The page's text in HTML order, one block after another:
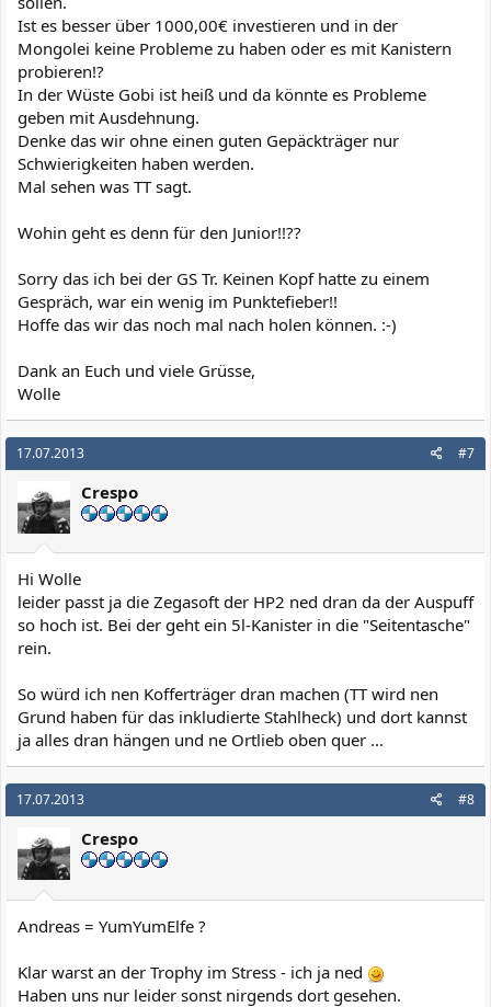
Ist es besser über 1000,00€ investieren und in der
Mongolei keine Probleme zu haben oder es mit Kanistern
probieren!?
In der Wüste Gobi ist heiß und da könnte es Probleme
geben mit Ausdehnung.
Denke das wir ohne einen guten Gepäckträger nur
Schwierigkeiten haben werden.
Mal sehen was TT sagt.
Wohin geht es denn für den Junior!!??
Sorry das ich bei der GS Tr. Keinen Kopf hatte zu einem
Gespräch, war ein wenig im Punktefieber!!
Hoffe das wir das noch mal nach holen können. :-)
Dank an Euch und viele Grüsse,
Wolle
17.07.2013 #7
Crespo
Hi Wolle
leider passt ja die Zegasoft der HP2 ned dran da der Auspuff
so hoch ist. Bei der geht ein 5l-Kanister in die "Seitentasche"
rein.
So würd ich nen Kofferträger dran machen (TT wird nen
Grund haben für das inkludierte Stahlheck) und dort kannst
ja alles dran hängen und ne Ortlieb oben quer ...
17.07.2013 #8
Crespo
Andreas = YumYumElfe ?
Klar warst an der Trophy im Stress - ich ja ned
Haben uns nur leider sonst nirgends dort gesehen.